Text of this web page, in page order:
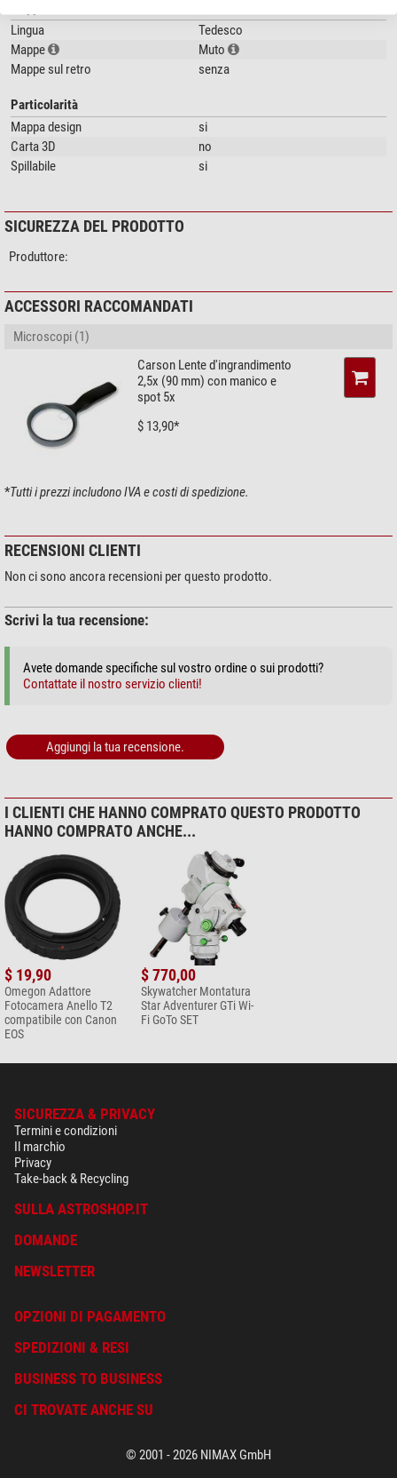
Lingua
Tedesco
Mappe
Muto
Mappe sul retro
senza
Particolarità
Mappa design
si
Carta 3D
no
Spillabile
si
SICUREZZA DEL PRODOTTO
Produttore:
ACCESSORI RACCOMANDATI
Microscopi (1)
Carson Lente d'ingrandimento
2,5x (90 mm) con manico e
spot 5x
$ 13,90*
*Tutti i prezzi includono IVA e costi di spedizione.
RECENSIONI CLIENTI
Non ci sono ancora recensioni per questo prodotto.
Scrivi la tua recensione:
Avete domande specifiche sul vostro ordine o sui prodotti?
Contattate il nostro servizio clienti!
Aggiungi la tua recensione.
I CLIENTI CHE HANNO COMPRATO QUESTO PRODOTTO
HANNO COMPRATO ANCHE...
$ 19,90
Omegon Adattore
Fotocamera Anello T2
compatibile con Canon
EOS
$ 770,00
Skywatcher Montatura
Star Adventurer GTi Wi-
Fi GoTo SET
SICUREZZA & PRIVACY
Termini e condizioni
Il marchio
Privacy
Take-back & Recycling
SULLA ASTROSHOP.IT
DOMANDE
NEWSLETTER
OPZIONI DI PAGAMENTO
SPEDIZIONI & RESI
BUSINESS TO BUSINESS
CI TROVATE ANCHE SU
© 2001 - 2026 NIMAX GmbH